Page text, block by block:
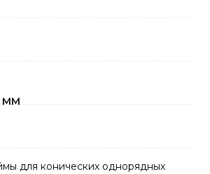
ММ
для конических однорядных